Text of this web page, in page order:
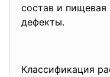
состав и пищевая
дефекты.
Классификация